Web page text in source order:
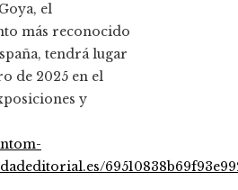
el
más reconocido
tendrá lugar
de 2025 en el
y